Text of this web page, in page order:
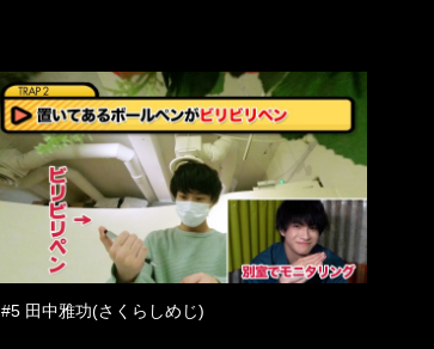
#5 田中雅功(さくらしめじ)